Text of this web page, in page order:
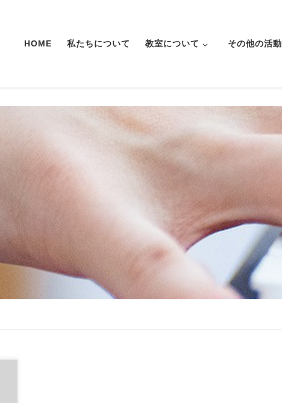
HOME 私たちについて 教室について その他の活動